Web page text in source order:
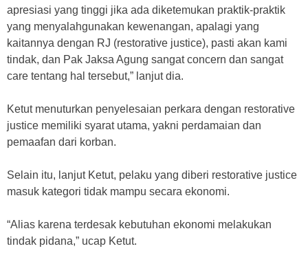
apresiasi yang tinggi jika ada diketemukan praktik-praktik
yang menyalahgunakan kewenangan, apalagi yang
kaitannya dengan RJ (restorative justice), pasti akan kami
tindak, dan Pak Jaksa Agung sangat concern dan sangat
care tentang hal tersebut,” lanjut dia.
Ketut menuturkan penyelesaian perkara dengan restorative
justice memiliki syarat utama, yakni perdamaian dan
pemaafan dari korban.
Selain itu, lanjut Ketut, pelaku yang diberi restorative justice
masuk kategori tidak mampu secara ekonomi.
“Alias karena terdesak kebutuhan ekonomi melakukan
tindak pidana,” ucap Ketut.